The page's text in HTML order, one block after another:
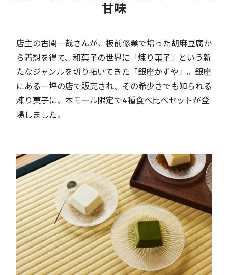
甘味
店主の古関一哉さんが、板前修業で培った胡麻豆腐か
ら着想を得て、和菓子の世界に「煉り菓子」という新
たなジャンルを切り拓いてきた「銀座かずや」。銀座
にある一坪の店で販売され、その希少さでも知られる
煉り菓子に、本モール限定で4種食べ比べセットが登
場しました。